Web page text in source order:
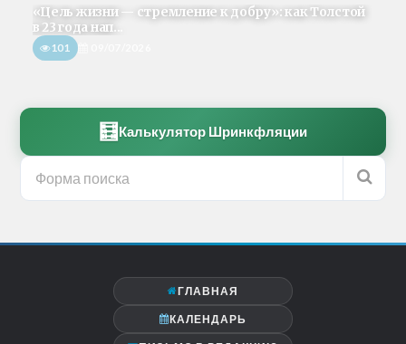
«Цель жизни — стремление к добру»: как Толстой
в 23 года нап...
101
🧮 Калькулятор Шринкфляции
ГЛАВНАЯ
КАЛЕНДАРЬ